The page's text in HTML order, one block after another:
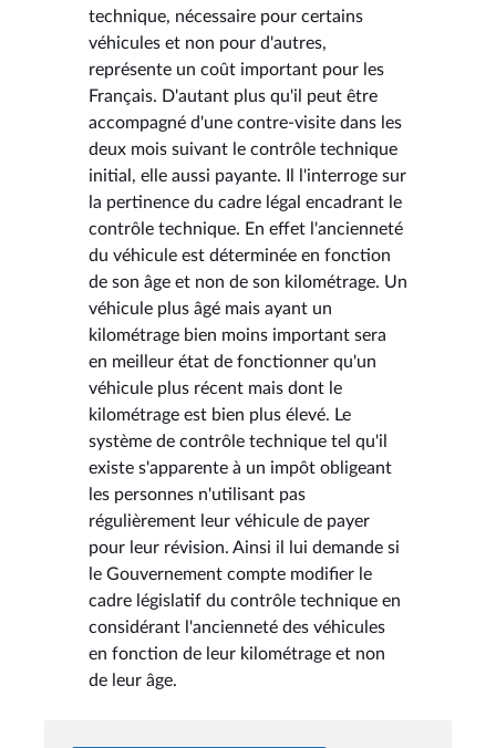
technique, nécessaire pour certains
véhicules et non pour d'autres,
représente un coût important pour les
Français. D'autant plus qu'il peut être
accompagné d'une contre-visite dans les
deux mois suivant le contrôle technique
initial, elle aussi payante. Il l'interroge sur
la pertinence du cadre légal encadrant le
contrôle technique. En effet l'ancienneté
du véhicule est déterminée en fonction
de son âge et non de son kilométrage. Un
véhicule plus âgé mais ayant un
kilométrage bien moins important sera
en meilleur état de fonctionner qu'un
véhicule plus récent mais dont le
kilométrage est bien plus élevé. Le
système de contrôle technique tel qu'il
existe s'apparente à un impôt obligeant
les personnes n'utilisant pas
régulièrement leur véhicule de payer
pour leur révision. Ainsi il lui demande si
le Gouvernement compte modifier le
cadre législatif du contrôle technique en
considérant l'ancienneté des véhicules
en fonction de leur kilométrage et non
de leur âge.